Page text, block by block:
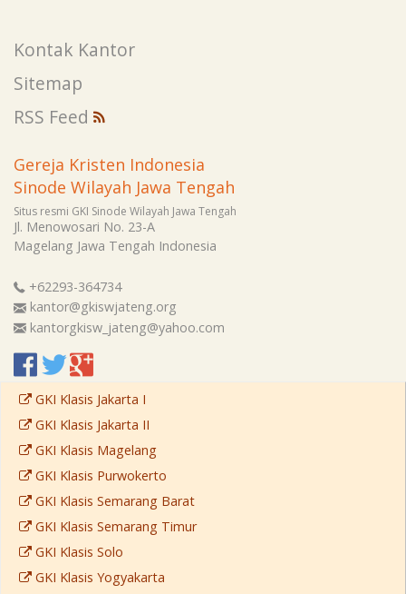
Kontak Kantor
Sitemap
RSS Feed
Gereja Kristen Indonesia
Sinode Wilayah Jawa Tengah
Situs resmi GKI Sinode Wilayah Jawa Tengah
Jl. Menowosari No. 23-A
Magelang Jawa Tengah Indonesia
+62293-364734
kantor@gkiswjateng.org
kantorgkisw_jateng@yahoo.com
GKI Klasis Jakarta I
GKI Klasis Jakarta II
GKI Klasis Magelang
GKI Klasis Purwokerto
GKI Klasis Semarang Barat
GKI Klasis Semarang Timur
GKI Klasis Solo
GKI Klasis Yogyakarta